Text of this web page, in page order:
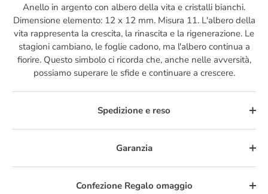
Anello in argento con albero della vita e cristalli bianchi.
Dimensione elemento: 12 x 12 mm. Misura 11. L'albero della
vita rappresenta la crescita, la rinascita e la rigenerazione. Le
stagioni cambiano, le foglie cadono, ma l'albero continua a
fiorire. Questo simbolo ci ricorda che, anche nelle avversità,
possiamo superare le sfide e continuare a crescere.
Spedizione e reso
Garanzia
Confezione Regalo omaggio